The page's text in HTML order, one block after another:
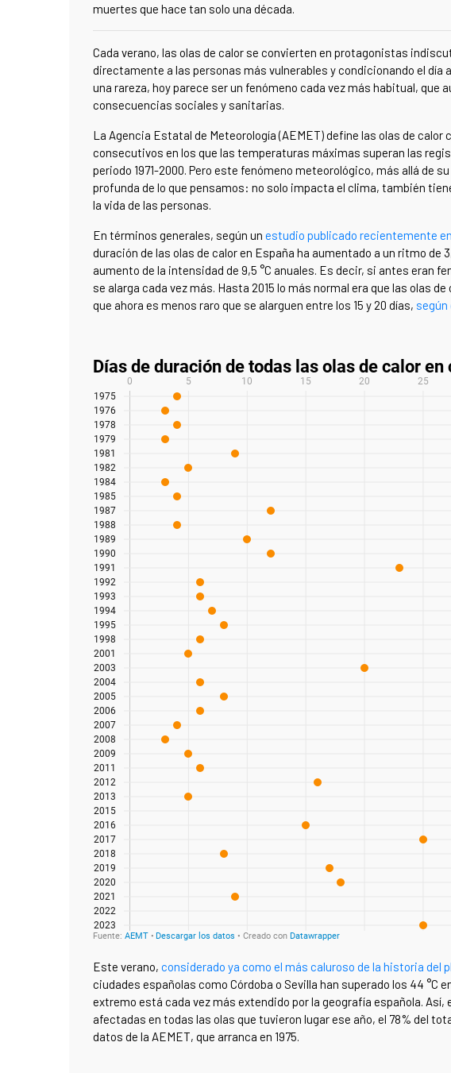
muertes que hace tan solo una década.
Cada verano, las olas de calor se convierten en protagonistas
directamente a las personas más vulnerables y condicionando el día
una rareza, hoy parece ser un fenómeno cada vez más habitual, que
consecuencias sociales y sanitarias.
La Agencia Estatal de Meteorología (AEMET) define las olas de
consecutivos en los que las temperaturas máximas superan las
periodo 1971-2000. Pero este fenómeno meteorológico, más allá de
profunda de lo que pensamos: no solo impacta el clima, también
la vida de las personas.
En términos generales, según un estudio publicado recientemente en
duración de las olas de calor en España ha aumentado a un ritmo de
aumento de la intensidad de 9,5 °C anuales. Es decir, si antes eran
se alarga cada vez más. Hasta 2015 lo más normal era que las olas
que ahora es menos raro que se alarguen entre los 15 y 20 días, según
Este verano, considerado ya como el más caluroso de la historia del
ciudades españolas como Córdoba o Sevilla han superado los 44 °C
extremo está cada vez más extendido por la geografía española. Así,
afectadas en todas las olas que tuvieron lugar ese año, el 78% del
datos de la AEMET, que arranca en 1975.